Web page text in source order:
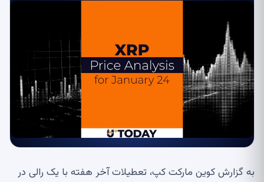
به گزارش کوین مارکت کپ، تعطیلات آخر هفته با یک رالی در